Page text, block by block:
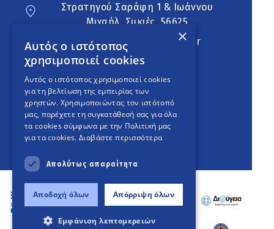
Στρατηγού Σαράφη 1 & Ιωάννου
Μιχαήλ, Συκιές, 56625
neapoli.sykies@ddt.gov.gr
Ακολουθήστε
English Version
An project
×
Αυτός ο ιστότοπος
χρησιμοποιεί cookies
Αυτός ο ιστότοπος χρησιμοποιεί cookies
για τη βελτίωση της εμπειρίας των
χρηστών. Χρησιμοποιώντας τον ιστότοπό
μας, παρέχετε τη συγκατάθεσή σας για όλα
τα cookies σύμφωνα με την Πολιτική μας
για τα cookies. Διαβάστε περισσότερα
Απολύτως απαραίτητα
Αποδοχή όλων Απόρριψη όλων
Εμφάνιση λεπτομερειών